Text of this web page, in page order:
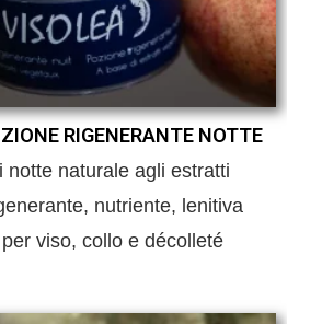
RIGENERANTE NOTTE
notte naturale agli estratti
nutriente, lenitiva
viso, collo e décolleté